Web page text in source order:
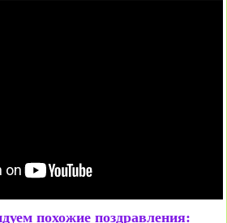
похожие поздравления: